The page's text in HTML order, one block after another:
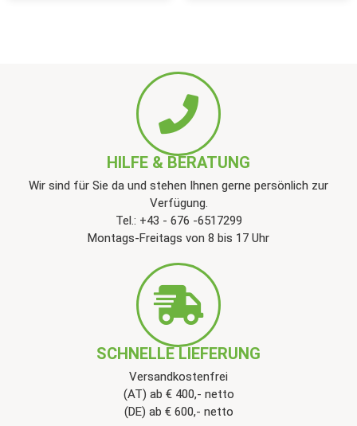
HILFE & BERATUNG
Wir sind für Sie da und stehen Ihnen gerne persönlich zur
Verfügung.
Tel.: +43 - 676 -6517299
Montags-Freitags von 8 bis 17 Uhr
SCHNELLE LIEFERUNG
Versandkostenfrei
(AT) ab € 400,- netto
(DE) ab € 600,- netto